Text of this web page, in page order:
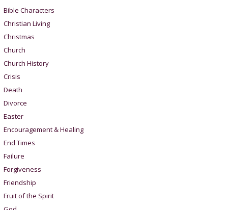
Bible Characters
Christian Living
Christmas
Church
Church History
Crisis
Death
Divorce
Easter
Encouragement & Healing
End Times
Failure
Forgiveness
Friendship
Fruit of the Spirit